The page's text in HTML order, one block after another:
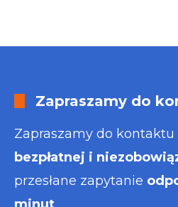
Zapraszamy do
Zapraszamy do kontaktu
bezpłatnej i
przesłane zapytanie
minut.